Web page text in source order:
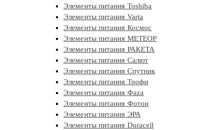
Элементы питания Toshiba
Элементы питания Varta
Элементы питания Космос
Элементы питания МЕТЕОР
Элементы питания РАКЕТА
Элементы питания Салют
Элементы питания Спутник
Элементы питания Трофи
Элементы питания Фaza
Элементы питания Фотон
Элементы питания ЭРА
Элементы питания Duracell